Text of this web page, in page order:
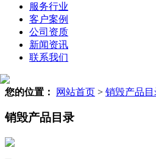
服务行业
客户案例
公司资质
新闻资讯
联系我们
您的位置： 网站首页 > 销毁产品目
销毁产品目录